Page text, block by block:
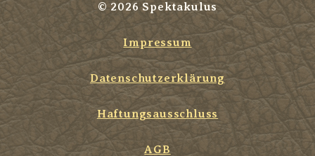
© 2026 Spektakulus
Impressum
Datenschutzerklärung
Haftungsausschluss
AGB